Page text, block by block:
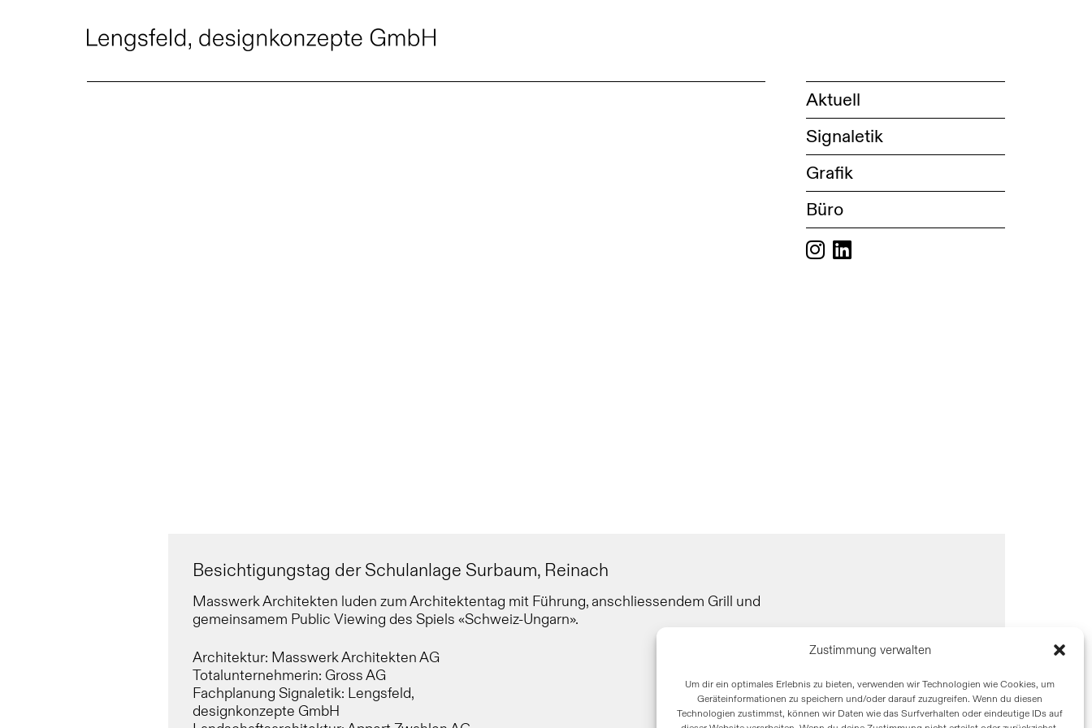
Zustimmung verwalten
Um dir ein optimales Erlebnis zu bieten, verwenden wir Technologien wie Cookies, um
Geräteinformationen zu speichern und/oder darauf zuzugreifen. Wenn du diesen
Technologien zustimmst, können wir Daten wie das Surfverhalten oder eindeutige IDs auf
Aktuell
Signaletik
Grafik
Büro
Besichtigungstag der Schulanlage Surbaum, Reinach
Masswerk Architekten luden zum Architektentag mit Führung, anschliessendem Grill und
gemeinsamem Public Viewing des Spiels «Schweiz-Ungarn».
Architektur: Masswerk Architekten AG
Totalunternehmerin: Gross AG
Fachplanung Signaletik: Lengsfeld,
designkonzepte GmbH